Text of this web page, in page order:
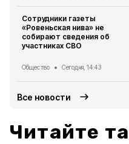
Сотрудники газеты
«Ровеньская нива» не
собирают сведения об
участниках СВО
Общество Сегодня, 14:43
Все новости
Читайте